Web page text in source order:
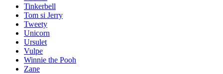
Tinkerbell
Tom si Jerry
Tweety
Unicorn
Ursulet
Vulpe
Winnie the Pooh
Zane